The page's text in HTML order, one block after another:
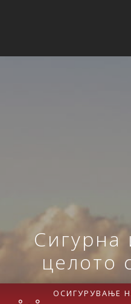
Сигурна
целото
ОСИГУРУВАЊЕ